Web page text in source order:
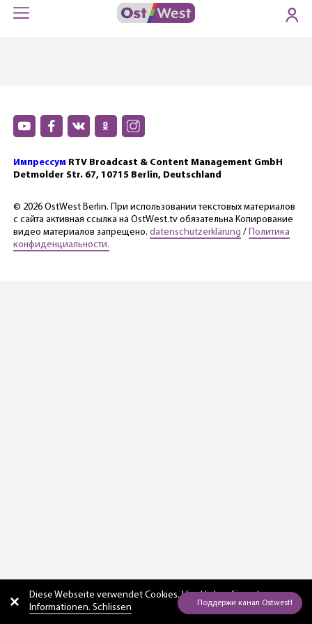
Импрессум RTV Broadcast & Content Management GmbH
Detmolder Str. 67, 10715 Berlin, Deutschland
© 2026 OstWest Berlin. При использовании текстовых материалов
с сайта активная ссылка на OstWest.tv обязательна Копирование
видео материалов запрещено. datenschutzerklärung / Политика
конфиденциальности.
Diese Webseite verwendet Cookies. Hierklicken für mehr
Informationen. Schlissen